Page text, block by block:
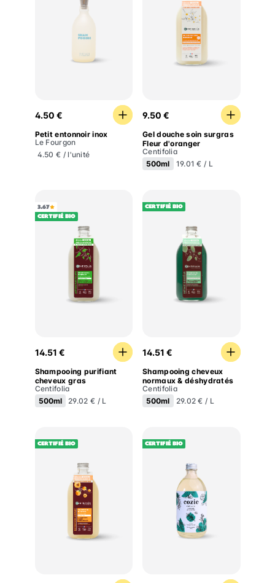
Petit entonnoir inox
4.50 €
Petit entonnoir inox
Le Fourgon
4.50 € / l'unité
Gel douche soin surgras
9.50 €
Gel douche soin surgras
Fleur d'oranger
Centifolia
500ml
19.01 € / L
3.67
Certifié BIO
Shampooing purifiant cheveux gras
14.51 €
Shampooing purifiant
cheveux gras
Centifolia
500ml
29.02 € / L
Certifié BIO
Shampooing cheveux
14.51 €
Shampooing cheveux
normaux & déshydratés
Centifolia
500ml
29.02 € / L
Certifié BIO
Shampooing nutrition cheveux secs & indisciplinés
Certifié BIO
Gel douche Romarin &